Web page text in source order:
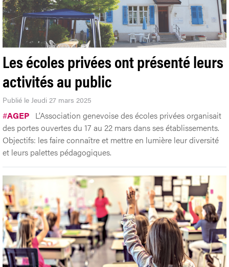
Les écoles privées ont présenté leurs
activités au public
Publié le Jeudi 27 mars 2025
#AGEP L’Association genevoise des écoles privées organisait
des portes ouvertes du 17 au 22 mars dans ses établissements.
Objectifs: les faire connaître et mettre en lumière leur diversité
et leurs palettes pédagogiques.